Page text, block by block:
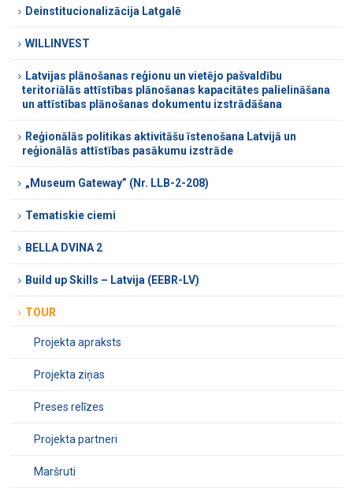
Deinstitucionalizācija Latgalē
WILLINVEST
Latvijas plānošanas reģionu un vietējo pašvaldību
teritoriālās attīstības plānošanas kapacitātes palielināšana
un attīstības plānošanas dokumentu izstrādāšana
Reģionālās politikas aktivitāšu īstenošana Latvijā un
reģionālās attīstības pasākumu izstrāde
„Museum Gateway” (Nr. LLB-2-208)
Tematiskie ciemi
BELLA DVINA 2
Build up Skills – Latvija (EEBR-LV)
TOUR
Projekta apraksts
Projekta ziņas
Preses relīzes
Projekta partneri
Maršruti